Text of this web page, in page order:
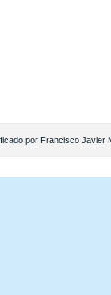
por Francisco Javier